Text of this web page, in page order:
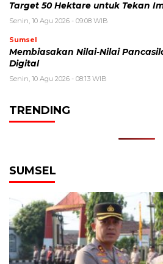
Target 50 Hektare untuk Tekan
Senin, 10 Agu 2026 - 09:08 WIB
Sumsel
Membiasakan Nilai-Nilai
Digital
Senin, 10 Agu 2026 - 08:13 WIB
TRENDING
SUMSEL